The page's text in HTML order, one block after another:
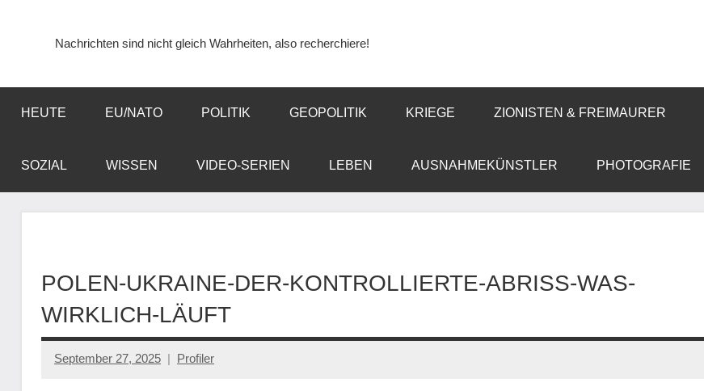
Nachrichten sind nicht gleich Wahrheiten, also recherchiere!
HEUTE EU/NATO POLITIK GEOPOLITIK KRIEGE ZIONISTEN & FREIMAURER
SOZIAL WISSEN VIDEO-SERIEN LEBEN AUSNAHMEKÜNSTLER PHOTOGRAFIE
POLEN-UKRAINE-DER-KONTROLLIERTE-ABRISS-WAS-
WIRKLICH-LÄUFT
September 27, 2025 Profiler
Keine